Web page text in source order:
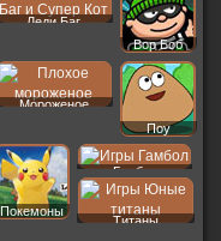
Леди Баг
Вор Боб
Мороженое
Поу
Покемоны
Гамбол
Титаны